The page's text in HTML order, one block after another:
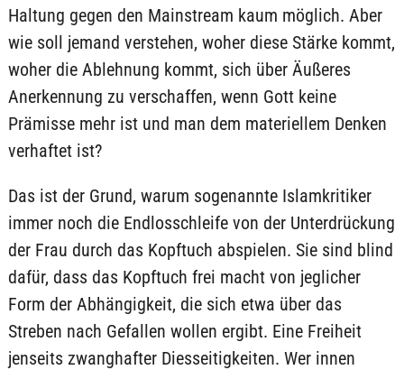
Haltung gegen den Mainstream kaum möglich. Aber
wie soll jemand verstehen, woher diese Stärke kommt,
woher die Ablehnung kommt, sich über Äußeres
Anerkennung zu verschaffen, wenn Gott keine
Prämisse mehr ist und man dem materiellem Denken
verhaftet ist?
Das ist der Grund, warum sogenannte Islamkritiker
immer noch die Endlosschleife von der Unterdrückung
der Frau durch das Kopftuch abspielen. Sie sind blind
dafür, dass das Kopftuch frei macht von jeglicher
Form der Abhängigkeit, die sich etwa über das
Streben nach Gefallen wollen ergibt. Eine Freiheit
jenseits zwanghafter Diesseitigkeiten. Wer innen